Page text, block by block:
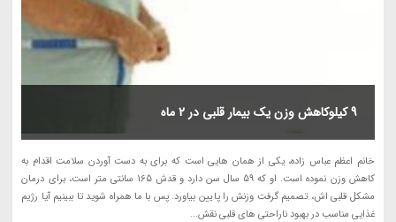
9 کیلوکاهش وزن یک بیمار قلبی در 2 ماه
خانم اعظم عباس زاده، یکی از همان هایی است که برای به دست آوردن سلامت اقدام به
کاهش وزن نموده است. او که 59 سال سن دارد و قدش 165 سانتی متر است، برای درمان
مشکل قلبی اش، تصمیم گرفت وزنش را پایین بیاورد. پس با ما همراه شوید تا ببینیم آیا رژیم
غذایی مناسب در بهبود ناراحتی های قلبی نقش...